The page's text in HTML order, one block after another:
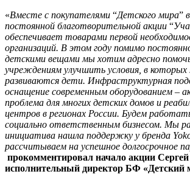
«Вместе с покупателями “Детского мира”
постоянной благотворительной акции “
обеспечивает товарами первой
организаций. В этом году помимо
детскими вещами мы хотим адресно
учреждениям улучшить условия, в
развиваются дети. Инфраструктурная
оснащение современным оборудованием –
проблема для многих детских домов и
центров в регионах России. Будем
социально ответственным бизнесом. Мы
инициатива нашла поддержку у бренда
рассчитываем на успешное долгосрочное
прокомментировал начало акции
исполнительный директор БФ «Детский